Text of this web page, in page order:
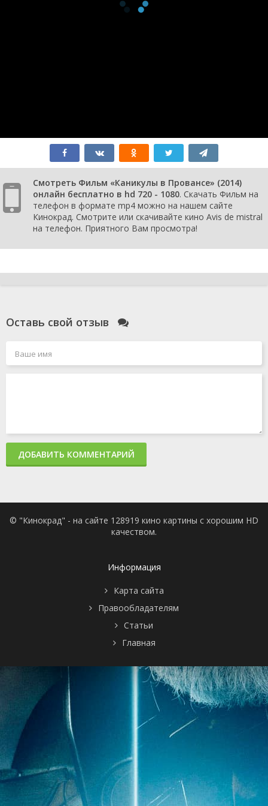
Смотреть Фильм «Каникулы в Провансе» (2014)
онлайн бесплатно в hd 720 - 1080. Скачать Фильм на
телефон в формате mp4 можно на нашем сайте
Кинокрад. Смотрите или скачивайте кино Avis de mistral
на телефон. Приятного Вам просмотра!
Оставь свой отзыв
ДОБАВИТЬ КОММЕНТАРИЙ
© "Кинокрад" - на сайте 128919 кино картины с хорошим HD
качеством.
Информация
Карта сайта
Правообладателям
Статьи
Главная